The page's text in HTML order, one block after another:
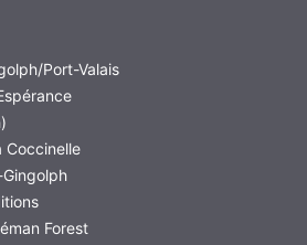
Port-Valais
Coccinelle
Forest